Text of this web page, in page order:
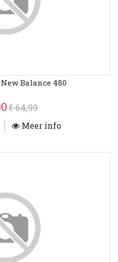
Balance 480
€ 64,99
Meer info